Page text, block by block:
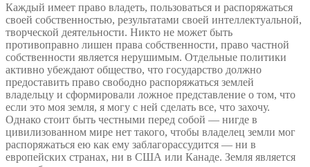
Каждый имеет право владеть, пользоваться и распоряжаться
своей собственностью, результатами своей интеллектуальной,
творческой деятельности. Никто не может быть
противоправно лишен права собственности, право частной
собственности является нерушимым. Отдельные политики
активно убеждают общество, что государство должно
предоставить право свободно распоряжаться землей
владельцу и сформировали ложное представление о том, что
если это моя земля, я могу с ней сделать все, что захочу.
Однако стоит быть честными перед собой — нигде в
цивилизованном мире нет такого, чтобы владелец земли мог
распоряжаться ею как ему заблагорассудится — ни в
европейских странах, ни в США или Канаде. Земля является